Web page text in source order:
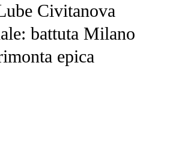
Civitanova
battuta Milano
epica